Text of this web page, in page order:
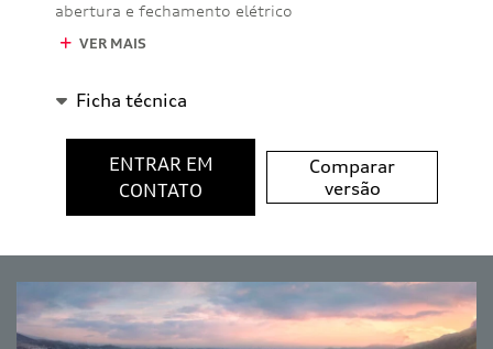
abertura e fechamento elétrico
VER MAIS
Ficha técnica
ENTRAR EM
CONTATO
Comparar
versão